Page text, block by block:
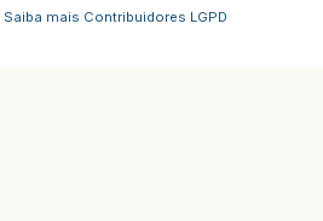
Saiba mais Contribuidores LGPD